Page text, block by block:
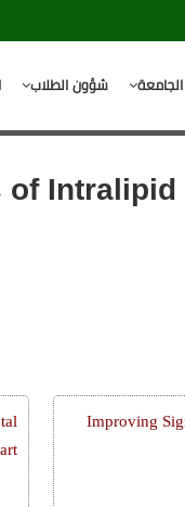
شؤون الطلاب
Improving